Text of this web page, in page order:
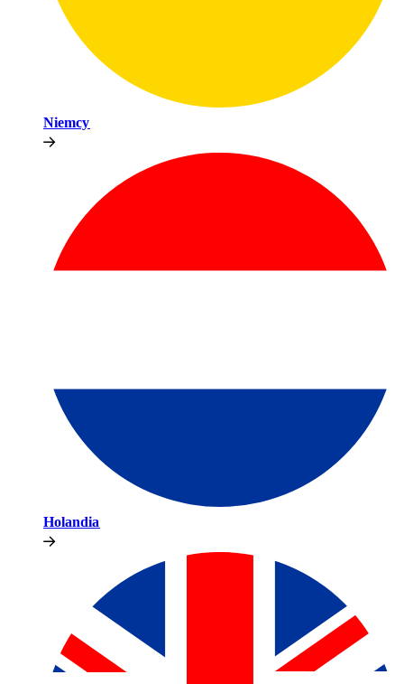
Niemcy​​
Holandia​​